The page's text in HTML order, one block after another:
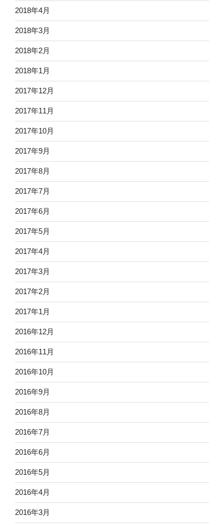
2018年4月
2018年3月
2018年2月
2018年1月
2017年12月
2017年11月
2017年10月
2017年9月
2017年8月
2017年7月
2017年6月
2017年5月
2017年4月
2017年3月
2017年2月
2017年1月
2016年12月
2016年11月
2016年10月
2016年9月
2016年8月
2016年7月
2016年6月
2016年5月
2016年4月
2016年3月